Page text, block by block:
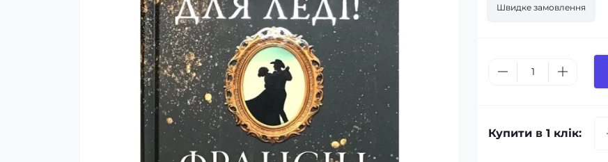
Швидке замовлення
Купити в 1 клік: